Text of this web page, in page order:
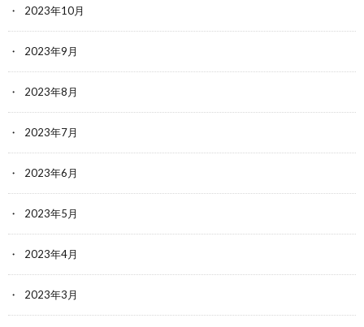
2023年10月
2023年9月
2023年8月
2023年7月
2023年6月
2023年5月
2023年4月
2023年3月